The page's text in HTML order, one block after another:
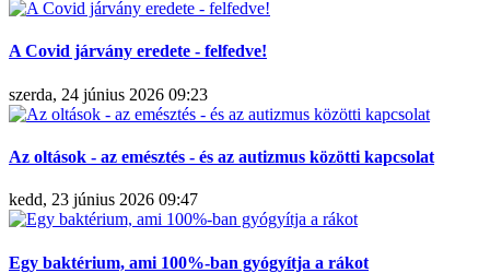
A Covid járvány eredete - felfedve!
szerda, 24 június 2026 09:23
Az oltások - az emésztés - és az autizmus közötti kapcsolat
kedd, 23 június 2026 09:47
Egy baktérium, ami 100%-ban gyógyítja a rákot